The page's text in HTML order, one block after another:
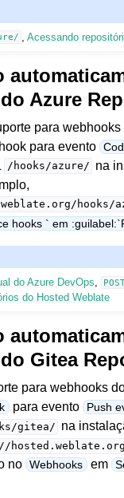
,Acessando
Azure
para
para evento
/hooks/azure/ na
hooks/
hooks ` em
do Azure DevOps,
do Hosted Weblate
Gitea
para webhooks
para evento Push
gitea/ na
no Webhooks em